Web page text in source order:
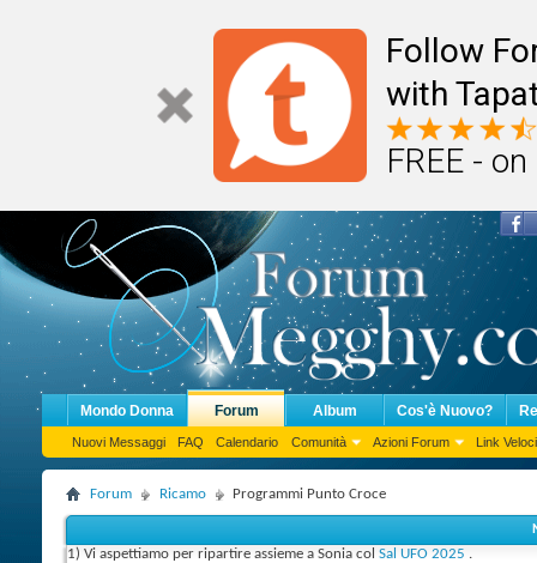
Follow
with
FREE -
Mondo Donna Forum
Nuovi Messaggi FAQ Calendario Comunità Azioni Forum Link Veloci
Album Cos'è Nuovo?
Forum Ricamo Programmi Punto Croce
1) Vi aspettiamo per ripartire assieme a Sonia col Sal UFO 2025 .